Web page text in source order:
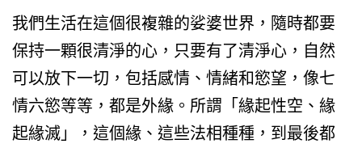
我們生活在這個很複雜的娑婆世界，隨時都要
保持一顆很清淨的心，只要有了清淨心，自然
可以放下一切，包括感情、情緒和慾望，像七
情六慾等等，都是外緣。所謂「緣起性空、緣
起緣滅」，這個緣、這些法相種種，到最後都